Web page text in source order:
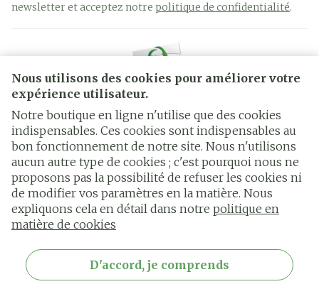
Nous utilisons des cookies pour améliorer votre
expérience utilisateur.
Notre boutique en ligne n'utilise que des cookies
indispensables. Ces cookies sont indispensables au
bon fonctionnement de notre site. Nous n'utilisons
aucun autre type de cookies ; c'est pourquoi nous ne
proposons pas la possibilité de refuser les cookies ni
de modifier vos paramètres en la matière. Nous
expliquons cela en détail dans notre politique en
matière de cookies
D'accord, je comprends
newsletter et acceptez notre politique de confidentialité.
Liens légaux